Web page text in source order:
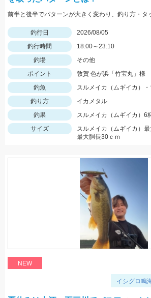
釣行日
2026/08/05
釣行時間
18:00～23:10
釣場
その他
ポイント
敦賀 色が浜「竹宝丸」様
釣魚
スルメイカ（ムギイカ）・
釣り方
イカメタル
釣果
スルメイカ（ムギイカ）6
サイズ
スルメイカ（ムギイカ）
最大胴長30ｃｍ
NEW
イシグロ鳴